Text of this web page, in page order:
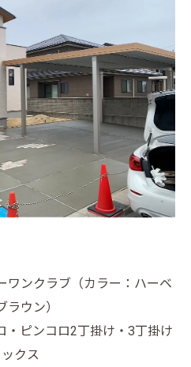
ワンクラブ（カラー：ハーベ
ラウン）
ロ2丁掛け・3丁掛け
クス